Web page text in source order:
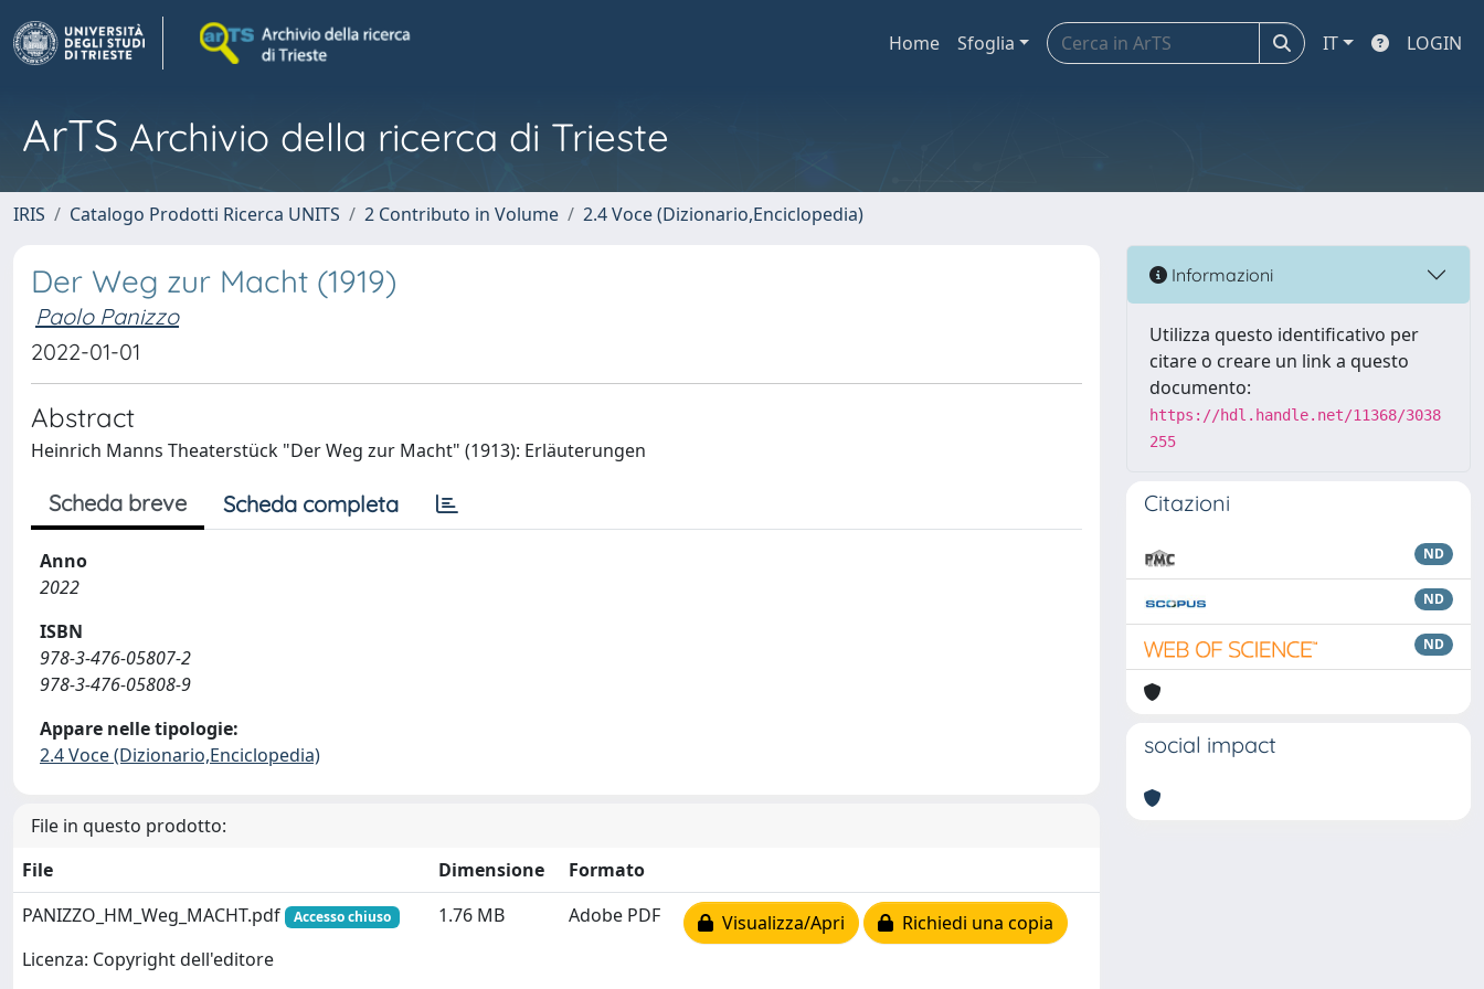
Home Sfoglia IT LOGIN
ArTS Archivio della ricerca di Trieste
IRIS Catalogo Prodotti Ricerca UNITS 2 Contributo in Volume 2.4 Voce (Dizionario,Enciclopedia)
Der Weg zur Macht (1919)
Paolo Panizzo
2022-01-01
Abstract
Heinrich Manns Theaterstück "Der Weg zur Macht" (1913): Erläuterungen
Scheda breve Scheda completa
Anno
2022
ISBN
978-3-476-05807-2
978-3-476-05808-9
Appare nelle tipologie:
2.4 Voce (Dizionario,Enciclopedia)
File in questo prodotto:
File
Dimensione
Formato
PANIZZO_HM_Weg_MACHT.pdf
Accesso chiuso
Licenza: Copyright dell'editore
1.76 MB Adobe PDF Visualizza/Apri Richiedi una copia
Informazioni
Utilizza questo identificativo per
citare o creare un link a questo
documento:
https://hdl.handle.net/11368/3038
255
Citazioni
ND
ND
ND
social impact